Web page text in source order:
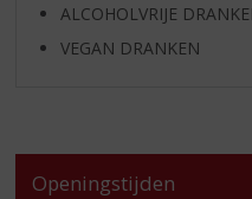
ALCOHOLVRIJE
VEGAN DRANKEN
Openingstijden